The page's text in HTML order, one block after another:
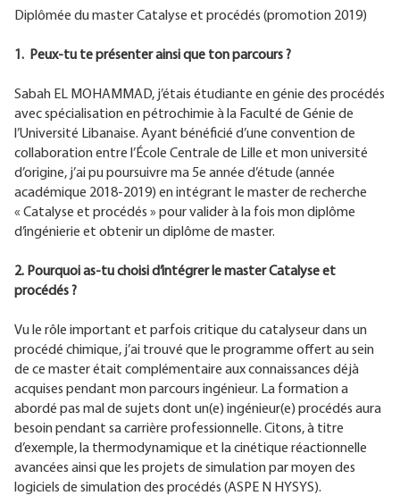
Diplômée du master Catalyse et procédés (promotion 2019)
1. Peux-tu te présenter ainsi que ton parcours ?
Sabah EL MOHAMMAD, j’étais étudiante en génie des procédés
avec spécialisation en pétrochimie à la Faculté de Génie de
l’Université Libanaise. Ayant bénéficié d’une convention de
collaboration entre l’École Centrale de Lille et mon université
d’origine, j’ai pu poursuivre ma 5e année d’étude (année
académique 2018-2019) en intégrant le master de recherche
« Catalyse et procédés » pour valider à la fois mon diplôme
d’ingénierie et obtenir un diplôme de master.
2. Pourquoi as-tu choisi d’intégrer le master Catalyse et
procédés ?
Vu le rôle important et parfois critique du catalyseur dans un
procédé chimique, j’ai trouvé que le programme offert au sein
de ce master était complémentaire aux connaissances déjà
acquises pendant mon parcours ingénieur. La formation a
abordé pas mal de sujets dont un(e) ingénieur(e) procédés aura
besoin pendant sa carrière professionnelle. Citons, à titre
d’exemple, la thermodynamique et la cinétique réactionnelle
avancées ainsi que les projets de simulation par moyen des
logiciels de simulation des procédés (ASPE N HYSYS).